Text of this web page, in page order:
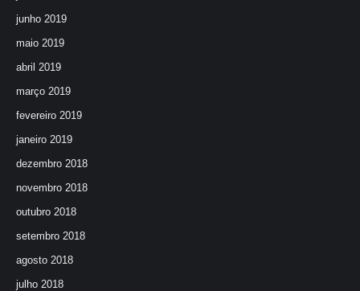
junho 2019
maio 2019
abril 2019
março 2019
fevereiro 2019
janeiro 2019
dezembro 2018
novembro 2018
outubro 2018
setembro 2018
agosto 2018
julho 2018